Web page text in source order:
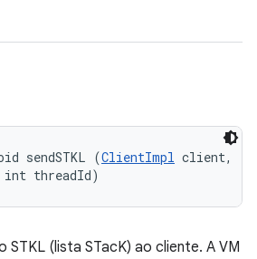
sendSTKL (ClientImpl client,
threadId)
STKL (lista STacK) ao cliente. A VM